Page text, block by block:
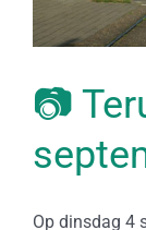
📷
Op dinsdag 4